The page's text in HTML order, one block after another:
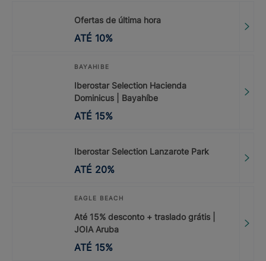
Ofertas de última hora
ATÉ 10%
BAYAHIBE
Iberostar Selection Hacienda
Dominicus | Bayahíbe
ATÉ 15%
Iberostar Selection Lanzarote Park
ATÉ 20%
EAGLE BEACH
Até 15% desconto + traslado grátis |
JOIA Aruba
ATÉ 15%